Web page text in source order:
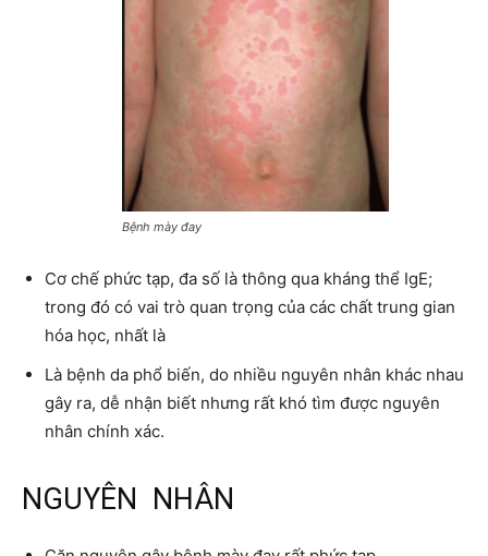
Bệnh mày đay
Cơ chế phức tạp, đa số là thông qua kháng thể IgE;
trong đó có vai trò quan trọng của các chất trung gian
hóa học, nhất là
Là bệnh da phổ biến, do nhiều nguyên nhân khác nhau
gây ra, dễ nhận biết nhưng rất khó tìm được nguyên
nhân chính xác.
NGUYÊN NHÂN